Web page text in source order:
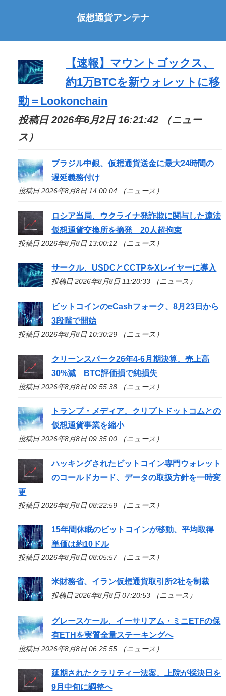
仮想通貨アンテナ
【速報】マウントゴックス、
約1万BTCを新ウォレットに移
動＝Lookonchain
投稿日 2026年6月2日 16:21:42 （ニュー
ス）
ブラジル中銀、仮想通貨送金に最大24時間の
遅延義務付け
投稿日 2026年8月8日 14:00:04 （ニュース）
ロシア当局、ウクライナ発詐欺に関与した違法
仮想通貨交換所を摘発 20人超拘束
投稿日 2026年8月8日 13:00:12 （ニュース）
サークル、USDCとCCTPをXレイヤーに導入
投稿日 2026年8月8日 11:20:33 （ニュース）
ビットコインのeCashフォーク、8月23日から
3段階で開始
投稿日 2026年8月8日 10:30:29 （ニュース）
クリーンスパーク26年4-6月期決算、売上高
30%減 BTC評価損で純損失
投稿日 2026年8月8日 09:55:38 （ニュース）
トランプ・メディア、クリプトドットコムとの
仮想通貨事業を縮小
投稿日 2026年8月8日 09:35:00 （ニュース）
ハッキングされたビットコイン専門ウォレット
のコールドカード、データの取扱方針を一時変
更
投稿日 2026年8月8日 08:22:59 （ニュース）
15年間休眠のビットコインが移動、平均取得
単価は約10ドル
投稿日 2026年8月8日 08:05:57 （ニュース）
米財務省、イラン仮想通貨取引所2社を制裁
投稿日 2026年8月8日 07:20:53 （ニュース）
グレースケール、イーサリアム・ミニETFの保
有ETHを実質全量ステーキングへ
投稿日 2026年8月8日 06:25:55 （ニュース）
延期されたクラリティー法案、上院が採決日を
9月中旬に調整へ